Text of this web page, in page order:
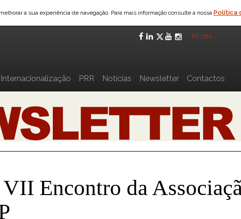
a sua experiência de navegação. Para mais informação consulte a nossa Política
Facebook
LinkedIn
Twitter
YouTube
PT EN
Internacionalização PRR Notícias Newsletter Contactos
Encontro da